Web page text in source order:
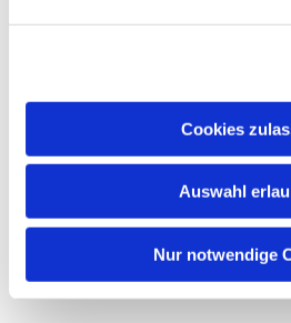
Cookies
Auswahl
Nur notwendige